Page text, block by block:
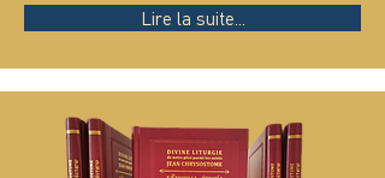
Lire la suite...